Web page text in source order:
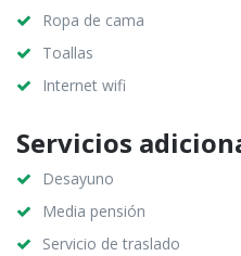
Ropa de cama
Toallas
Internet wifi
Servicios
Desayuno
Media pensión
Servicio de traslado